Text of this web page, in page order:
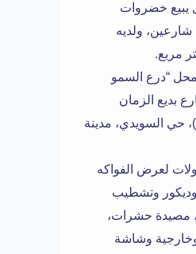
يبيع خضروات
ولديه
“درع السمو
بديع الزمان
(عرضه 40 متر)، حي السويدي، مدينة
لعرض الفواكه
وتشطيب
مصيدة حشرات،
وشاشة